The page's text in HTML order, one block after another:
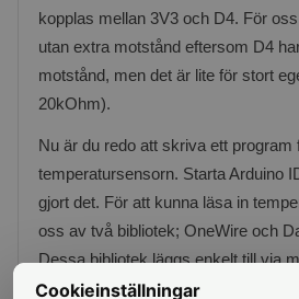
kopplas mellan 3V3 och D4. För
utan extra motstånd eftersom D4
motstånd, men det är lite för stort
20kOhm).
Nu är du redo att skriva ett program
temperatursensorn. Starta Arduino
gjort det. För att kunna läsa in
oss av två bibliotek; OneWire och
Dessa bibliotek läggs enkelt till via
bibliotek/Hantera bibliotek... Sök
Cookieinställningar